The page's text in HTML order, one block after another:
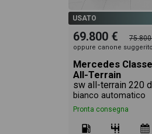
USATO
69.800 €
oppure canone suggerito
Mercedes
All-Terrain
bianco automatico
Pronta consegna